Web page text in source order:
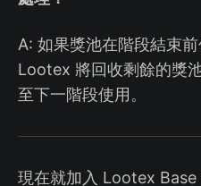
A: 如果獎池在階段結束
Lootex 將回收剩餘的獎
至下一階段使用。
現在就加入 Lootex